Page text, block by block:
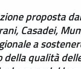
proposta
Casadei,
a
qualità